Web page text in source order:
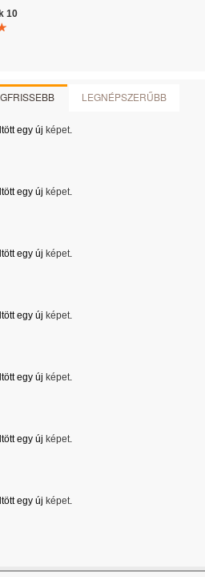
10
LEGNÉPSZERŰBB
egy új képet.
egy új képet.
egy új képet.
egy új képet.
egy új képet.
egy új képet.
egy új képet.